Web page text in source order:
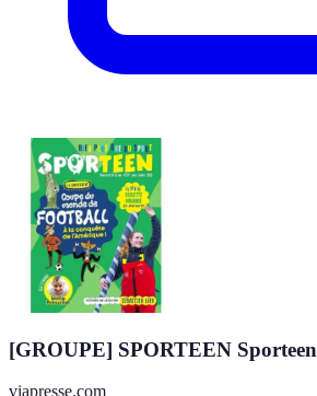
[GROUPE] SPORTEEN Sporteen
viapresse.com